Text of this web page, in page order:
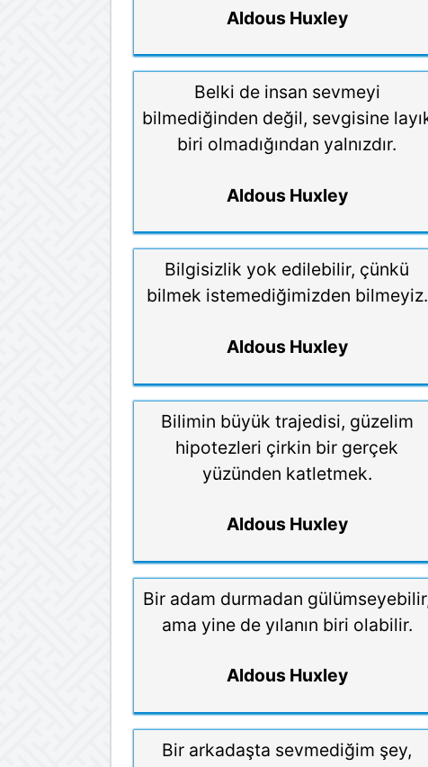
Aldous Huxley
Belki de insan sevmeyi
bilmediğinden değil, sevgisine
biri olmadığından yalnızdır.
Aldous Huxley
Bilgisizlik yok edilebilir, çünkü
bilmek istemediğimizden bilmeyiz.
Aldous Huxley
Bilimin büyük trajedisi, güzelim
hipotezleri çirkin bir gerçek
yüzünden katletmek.
Aldous Huxley
Bir adam durmadan
ama yine de yılanın biri olabilir.
Aldous Huxley
Bir arkadaşta sevmediğim şey,